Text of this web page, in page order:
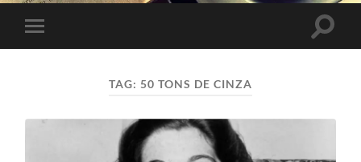
Toggle
mobile
Toggle
TAG: 50 TONS DE CINZA